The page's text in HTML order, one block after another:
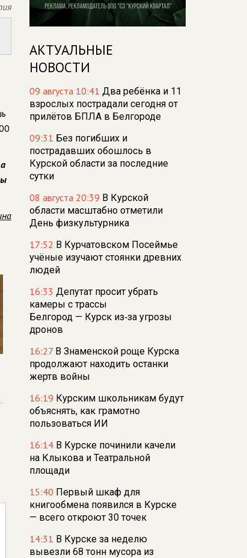
АКТУАЛЬНЫЕ
НОВОСТИ
09 августа 10:41 Два ребёнка и 11
взрослых пострадали сегодня от
прилётов БПЛА в Белгороде
09:31 Без погибших и
пострадавших обошлось в
Курской области за последние
сутки
08 августа 20:39 В Курской
области масштабно отметили
День физкультурника
17:52 В Курчатовском Посеймье
учёные изучают стоянки древних
людей
16:33 Депутат просит убрать
камеры с трассы
Белгород — Курск из‑за угрозы
дронов
16:27 В Знаменской роще Курска
продолжают находить останки
жертв войны
16:19 Курским школьникам будут
объяснять, как грамотно
пользоваться ИИ
16:14 В Курске починили качели
на Клыкова и Театральной
площади
15:40 Первый шкаф для
книгообмена появился в Курске
— всего откроют 30 точек
14:31 В Курске за неделю
вывезли 68 тонн мусора из